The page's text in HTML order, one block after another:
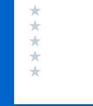
Valutazione